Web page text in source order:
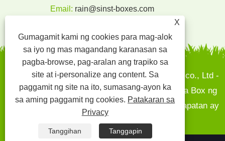
Email: rain@sinst-boxes.com
Copyright © 2022 Sinst Printing and Packaging co., Ltd -
Mga Box ng Papel, Mga Kahon ng Regalo - Mga Box ng
Papel, Cardboard Display Stand - Lahat ng Karapatan ay
X
Gumagamit kami ng cookies para mag-alok
sa iyo ng mas magandang karanasan sa
pagba-browse, pag-aralan ang trapiko sa
site at i-personalize ang content. Sa
paggamit ng site na ito, sumasang-ayon ka
sa aming paggamit ng cookies. Patakaran sa
Privacy
Tanggihan
Tanggapin